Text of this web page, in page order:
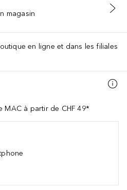
AU PANIER
magasin
en ligne et dans les filiales
MAC à partir de CHF 49*